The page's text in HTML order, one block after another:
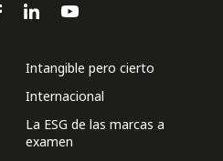
Intangible pero cierto
Internacional
La ESG de las marcas a
examen